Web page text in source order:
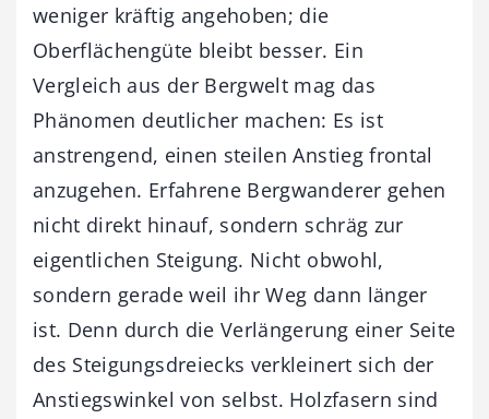
weniger kräftig angehoben; die
Oberflächengüte bleibt besser. Ein
Vergleich aus der Bergwelt mag das
Phänomen deutlicher machen: Es ist
anstrengend, einen steilen Anstieg frontal
anzugehen. Erfahrene Bergwanderer gehen
nicht direkt hinauf, sondern schräg zur
eigentlichen Steigung. Nicht obwohl,
sondern gerade weil ihr Weg dann länger
ist. Denn durch die Verlängerung einer Seite
des Steigungsdreiecks verkleinert sich der
Anstiegswinkel von selbst. Holzfasern sind